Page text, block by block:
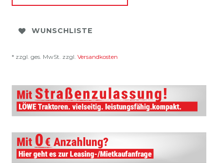
WUNSCHLISTE
* zzgl. ges. MwSt. zzgl. Versandkosten